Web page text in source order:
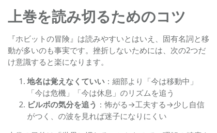
上巻を読み切るためのコツ
『ホビットの冒険』は読みやすいとはいえ、固有名詞と移
動が多いのも事実です。挫折しないためには、次の2つだ
け意識すると楽になります。
地名は覚えなくていい ：細部より「今は移動中」
「今は危機」「今は休息」のリズムを追う
ビルボの気分を追う ：怖がる→工夫する→少し自信
がつく、の波を見れば迷子になりにくい